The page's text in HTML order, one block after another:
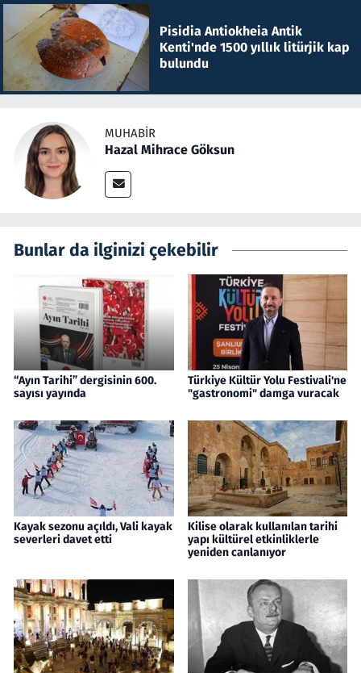
Pisidia Antiokheia Antik
Kenti'nde 1500 yıllık litürjik kap
bulundu
MUHABIR
Hazal Mihrace Göksun
Bunlar da ilginizi çekebilir
“Ayın Tarihi” dergisinin 600.
sayısı yayında
Türkiye Kültür Yolu Festivali'ne
"gastronomi" damga vuracak
Kayak sezonu açıldı, Vali kayak
severleri davet etti
Kilise olarak kullanılan tarihi
yapı kültürel etkinliklerle
yeniden canlanıyor